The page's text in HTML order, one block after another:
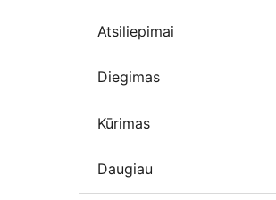
Atsiliepimai
Diegimas
Kūrimas
Daugiau